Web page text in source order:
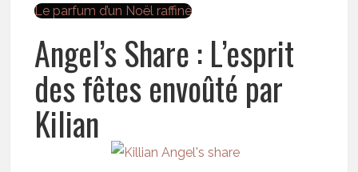
Le parfum d’un Noël raffiné
Angel’s Share : L’esprit
des fêtes envoûté par
Kilian